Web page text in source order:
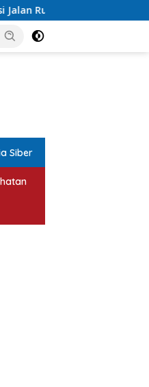
Sekuro Mlonggo Ditarget
Siber